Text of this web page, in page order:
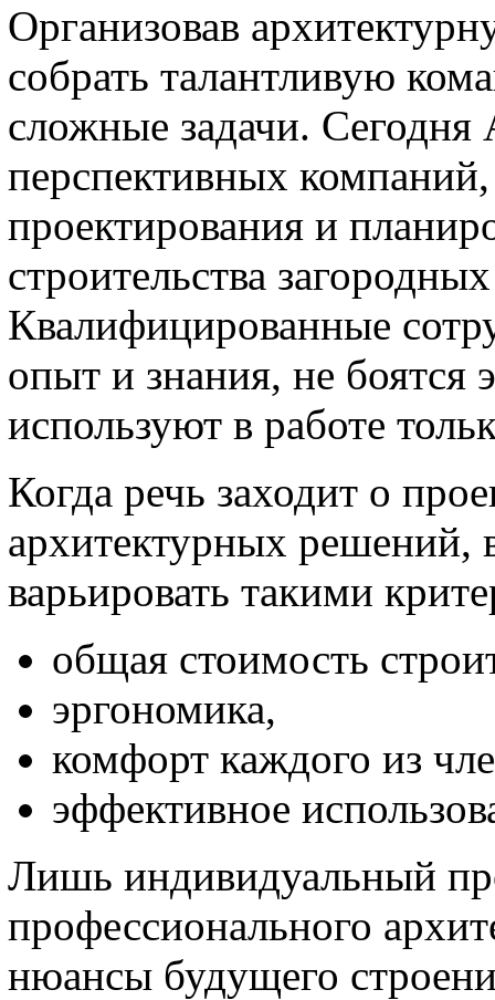
Организовав
собрать талантливую
сложные задачи.
перспективных
проектирования и
строительства
Квалифицированные
опыт и знания, не боятся
используют в работе
Когда речь заходит о
архитектурных решений,
варьировать такими
общая стоимость
эргономика,
комфорт каждого из
эффективное
Лишь индивидуальный
профессионального
нюансы будущего